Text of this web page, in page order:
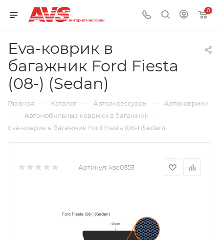
0
Eva-коврик в
багажник Ford Fiesta
(08-) (Sedan)
Главная — Каталог — Автоаксессуары — Автоковрики
— Автомобильные коврики в багажник —
Eva-коврик в багажник Ford Fiesta (08-) (Sedan)
Артикул: kse0353